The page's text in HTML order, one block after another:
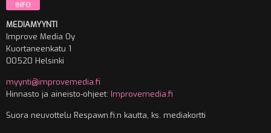
INFO
MEDIAMYYNTI
Improve Media Oy
Kuortaneenkatu 1
00520 Helsinki
myynti@improvemedia.fi
Hinnasto ja aineisto-ohjeet: Improvemedia.fi
Suora neuvottelu Respawn.fi:n kautta, ks. mediakortti